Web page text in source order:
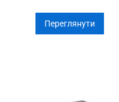
Переглянути